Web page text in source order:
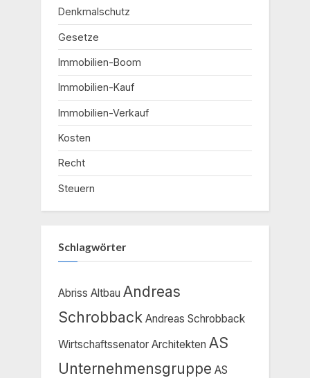
Denkmalschutz
Gesetze
Immobilien-Boom
Immobilien-Kauf
Immobilien-Verkauf
Kosten
Recht
Steuern
Schlagwörter
Abriss Altbau Andreas
Schrobback Andreas Schrobback
Wirtschaftssenator Architekten AS
Unternehmensgruppe AS